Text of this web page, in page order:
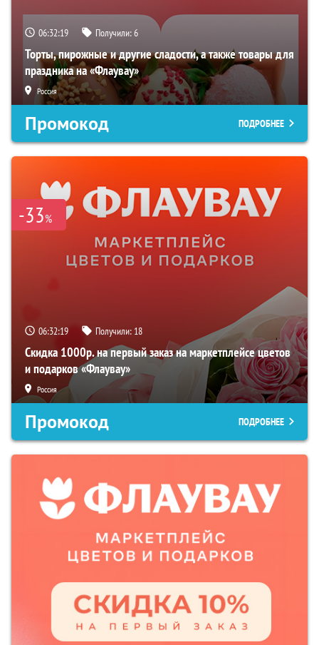
06:32:18 Получили:6
Торты, пирожные и другие сладости, а также товары для
праздника на «Флаувау»
Россия
Промокод ПОДРОБНЕЕ
-33%
06:32:18 Получили: 18
Скидка 1000р. на первый заказ на маркетплейсе цветов
и подарков «Флаувау»
Россия
Промокод ПОДРОБНЕЕ